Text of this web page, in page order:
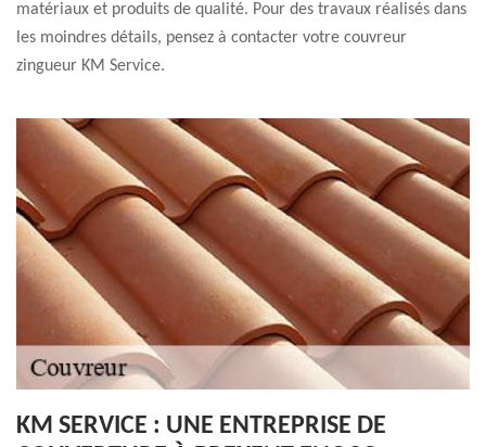
matériaux et produits de qualité. Pour des travaux réalisés dans
les moindres détails, pensez à contacter votre couvreur
zingueur KM Service.
KM SERVICE : UNE ENTREPRISE DE